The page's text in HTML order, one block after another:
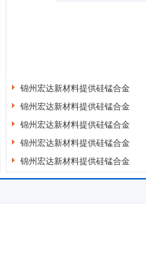
锦州宏达新材料提供硅锰合金
锦州宏达新材料提供硅锰合金
锦州宏达新材料提供硅锰合金
锦州宏达新材料提供硅锰合金
锦州宏达新材料提供硅锰合金